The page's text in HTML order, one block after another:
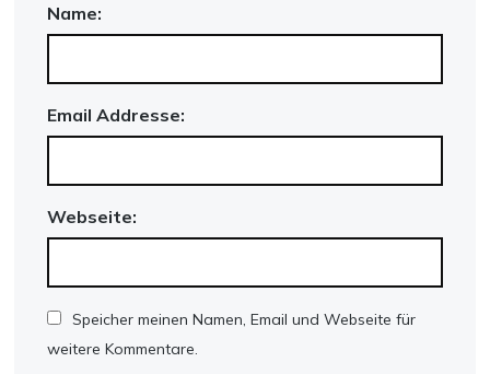
Name:
Email Addresse:
Webseite:
Speicher meinen Namen, Email und Webseite für
weitere Kommentare.